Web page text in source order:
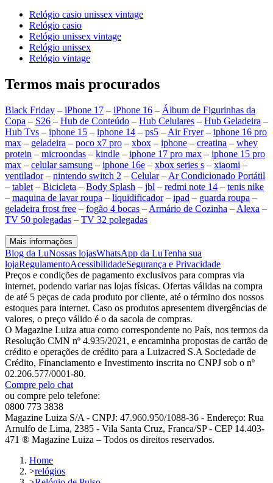
Relógio casio unissex vintage
Relógio casio
Relógio unissex vintage
Relógio unissex
Relógio vintage
Termos mais procurados
Black Friday – iPhone 17 – iPhone 16 – Álbum de Figurinhas da
Copa – S26 – Hub de Conteúdo – Hub Celulares – Hub Geladeira –
Hub Tvs – iphone 15 – iphone 14 – ps5 – Air Fryer– iphone 16 pro
max – geladeira – poco x7 pro – xbox – iphone – creatina – whey
protein – microondas – kindle – iphone 17 pro max – iphone 15 pro
max – celular samsung – iphone 16e – xbox series s – xiaomi –
ventilador– nintendo switch 2 – Celular– Ar Condicionado Portátil
– tablet – Bicicleta – Body Splash – jbl – redmi note 14 – tenis nike
– maquina de lavar roupa – liquidificador– ipad – guarda roupa –
geladeira frost free – fogão 4 bocas – Armário de Cozinha – Alexa –
TV 50 polegadas – TV 32 polegadas
Mais informações
Blog da LuNossas lojasWhatsApp da LuTenha sua
lojaRegulamentoAcessibilidadeSegurança e Privacidade
Preços e condições de pagamento exclusivos para compras via
internet, podendo variar nas lojas físicas. Ofertas válidas na compra
de até 5 peças de cada produto por cliente, até o término dos nossos
estoques para internet. Caso os produtos apresentem divergências de
valores, o preço válido é o da sacola de compras.
O Magazine Luiza atua como correspondente no País, nos termos da
Resolução CMN nº 4.935/2021, e encaminha propostas de cartão de
crédito e operações de crédito para a Luizacred S.A Sociedade de
Crédito, Financiamento e Investimento inscrita no CNPJ sob o nº
02.206.577/0001-80.
Compre pelo chat
ou compre pelo telefone:
0800 773 3838
Magazine Luiza S/A - CNPJ: 47.960.950/1088-36 - Endereço: Rua
Arnulfo de Lima, 2385 - Vila Santa Cruz, Franca/SP - CEP 14.403-
471 ® Magazine Luiza – Todos os direitos reservados.
Home
>relógios